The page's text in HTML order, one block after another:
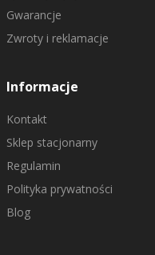
Gwarancje
Zwroty i reklamacje
Informacje
Kontakt
Sklep stacjonarny
Regulamin
Polityka prywatności
Blog